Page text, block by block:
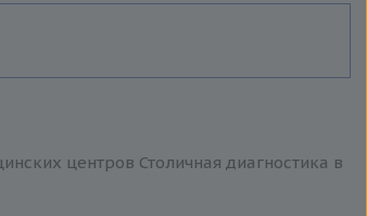
центров Столичная диагностика в